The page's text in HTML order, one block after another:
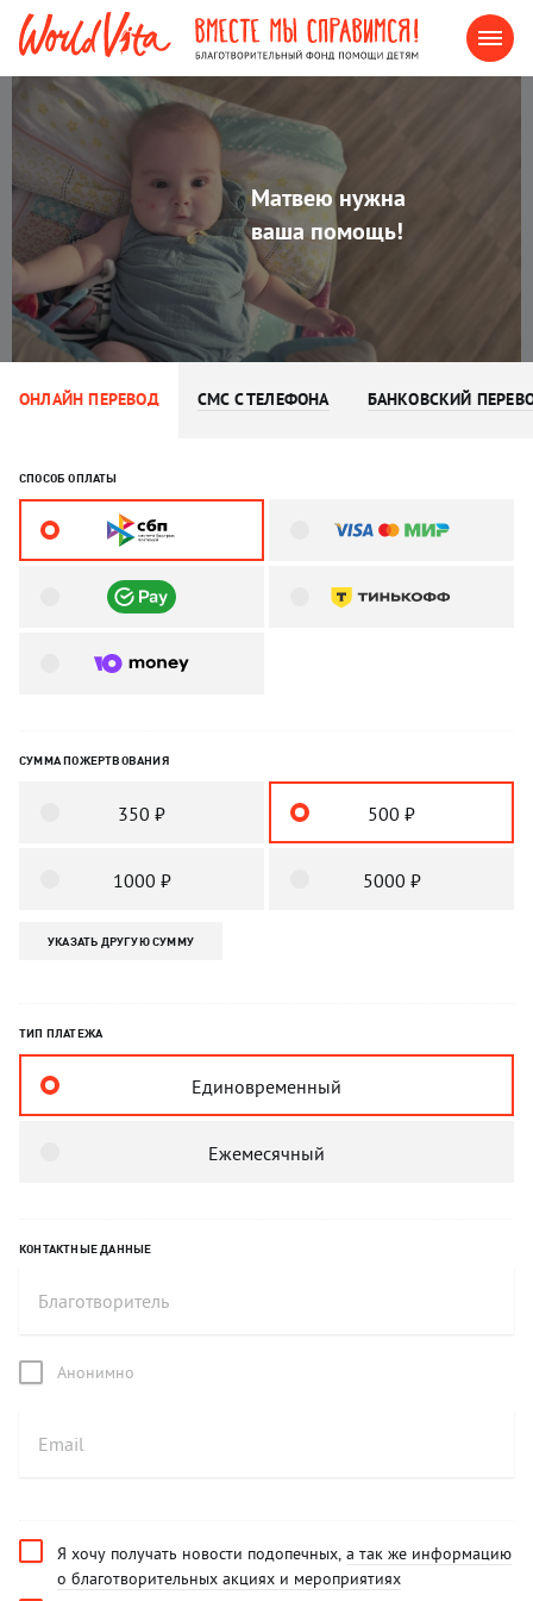
Матвею нужна
ваша помощь!
ОНЛАЙН ПЕРЕВОД СМС С ТЕЛЕФОНА БАНКОВСКИЙ
СПОСОБ ОПЛАТЫ
СУММА ПОЖЕРТВОВАНИЯ
350 ₽ 500 ₽
1000 ₽ 5000 ₽
УКАЗАТЬ ДРУГУЮ СУММУ
ТИП ПЛАТЕЖА
Единовременный
Ежемесячный
КОНТАКТНЫЕ ДАННЫЕ
Анонимно
Я хочу получать новости подопечных, а так же информацию
о благотворительных акциях и мероприятиях